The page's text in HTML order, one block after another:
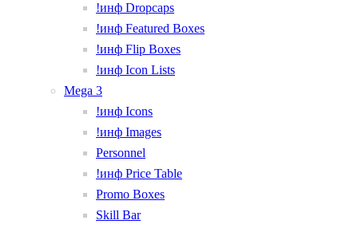
!инф Dropcaps
!инф Featured Boxes
!инф Flip Boxes
!инф Icon Lists
Mega 3
!инф Icons
!инф Images
Personnel
!инф Price Table
Promo Boxes
Skill Bar